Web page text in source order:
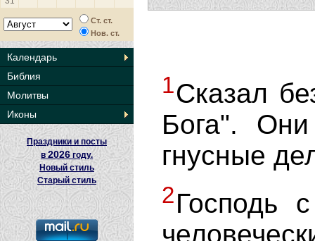
Ст. ст.
Нов. ст.
Календарь
Библия
Молитвы
Иконы
Праздники и посты
в2026 году.
Новый стиль
Старый стиль
1Сказал
Бога". Они
гнусные
2Господь